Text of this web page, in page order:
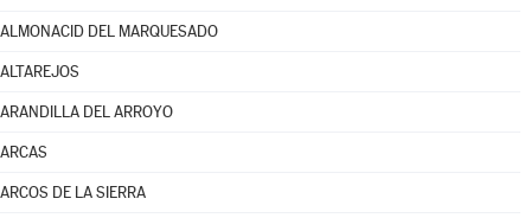
ALMONACID DEL MARQUESADO
ALTAREJOS
ARANDILLA DEL ARROYO
ARCAS
ARCOS DE LA SIERRA